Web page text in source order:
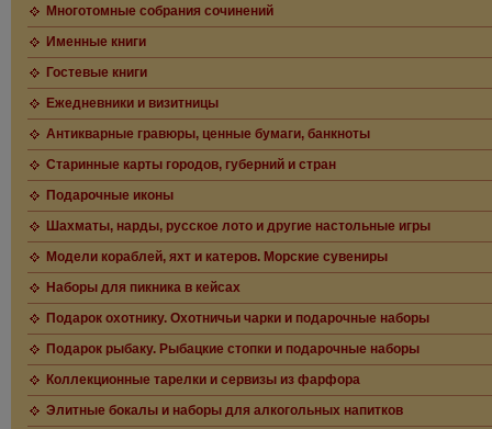
Многотомные собрания сочинений
Именные книги
Гостевые книги
Ежедневники и визитницы
Антикварные гравюры, ценные бумаги, банкноты
Старинные карты городов, губерний и стран
Подарочные иконы
Шахматы, нарды, русское лото и другие настольные игры
Модели кораблей, яхт и катеров. Морские сувениры
Наборы для пикника в кейсах
Подарок охотнику. Охотничьи чарки и подарочные наборы
Подарок рыбаку. Рыбацкие стопки и подарочные наборы
Коллекционные тарелки и сервизы из фарфора
Элитные бокалы и наборы для алкогольных напитков